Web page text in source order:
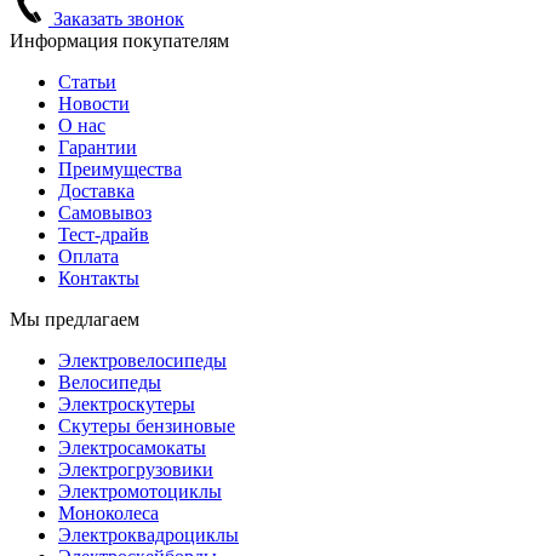
Заказать звонок
Информация покупателям
Статьи
Новости
О нас
Гарантии
Преимущества
Доставка
Самовывоз
Тест-драйв
Оплата
Контакты
Мы предлагаем
Электровелосипеды
Велосипеды
Электроскутеры
Скутеры бензиновые
Электросамокаты
Электрогрузовики
Электромотоциклы
Моноколеса
Электроквадроциклы